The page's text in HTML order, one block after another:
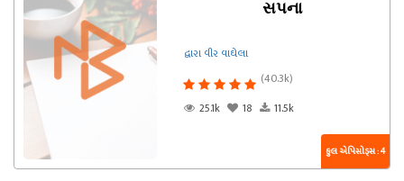
સપના
દ્વારા વીર વાઘેલા
(40.3k)
25.1k
18 11.5k
કુલ એપિસોડ્સ : 4